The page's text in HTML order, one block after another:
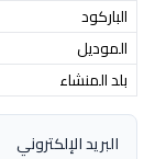
الباركود
الموديل
بلد المنشاء
البريد الإلكتروني